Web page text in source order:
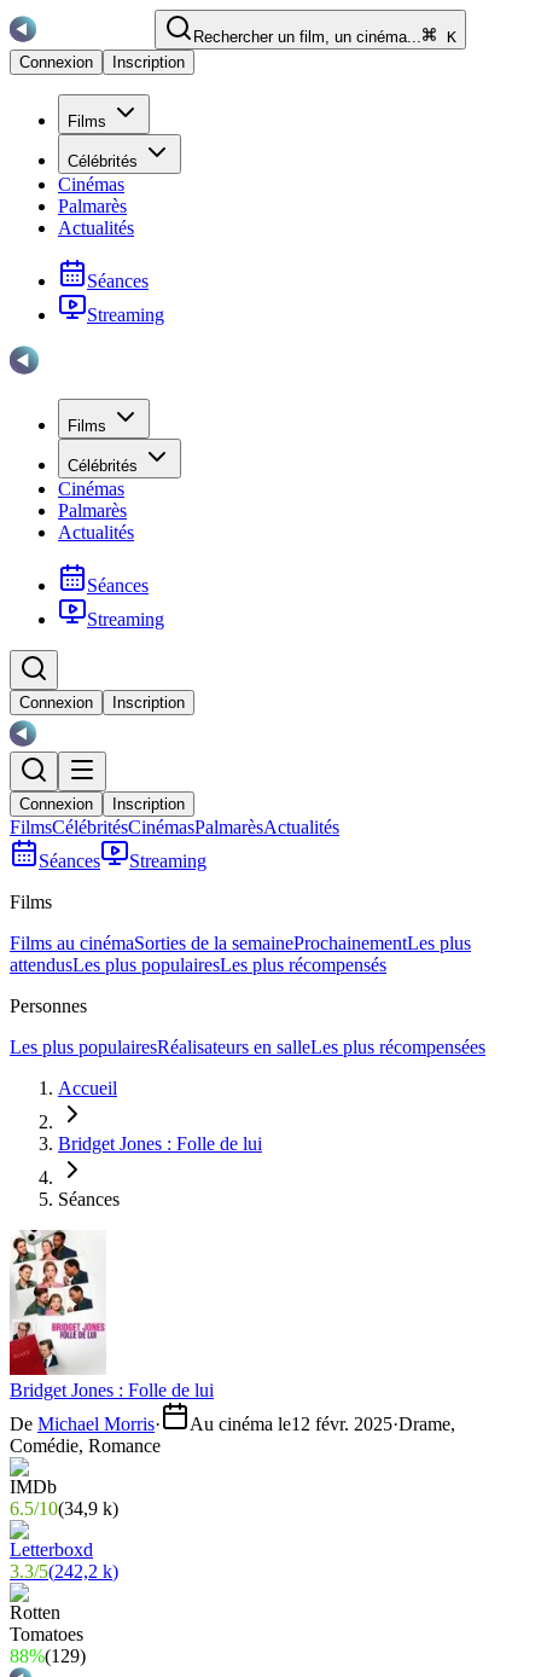
Rechercher un film, un cinéma...
K
Connexion
Inscription
Films
Célébrités
Cinémas
Palmarès
Actualités
Séances
Streaming
Films
Célébrités
Cinémas
Palmarès
Actualités
Séances
Streaming
Connexion Inscription
Connexion Inscription
FilmsCélébritésCinémasPalmarèsActualités
Séances
Streaming
Films
Films au cinémaSorties de la semaineProchainementLes plus
attendusLes plus populairesLes plus récompensés
Personnes
Les plus populairesRéalisateurs en salleLes plus récompensées
Accueil
Bridget Jones : Folle de lui
Séances
Bridget Jones : Folle de lui
De Michael Morris· Au cinéma le12 févr. 2025·Drame,
Comédie, Romance
6.5/10(34,9 k)
3.3/5(242,2 k)
88%(129)